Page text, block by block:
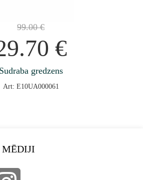
99.00€
€
Sudraba gredzens
Art: E10UA000061
MĒDIJI